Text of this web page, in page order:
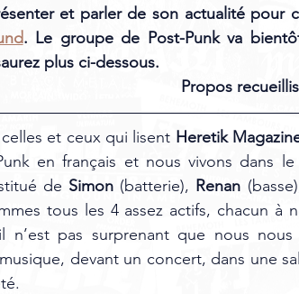
et parler de son actualité pour
. Le groupe de Post-Punk va
plus ci-dessous.
Propos
et ceux qui lisent Heretik
en français et nous vivons dans le
de Simon (batterie), Renan
tous les 4 assez actifs, chacun à
n’est pas surprenant que nous
devant un concert, dans une